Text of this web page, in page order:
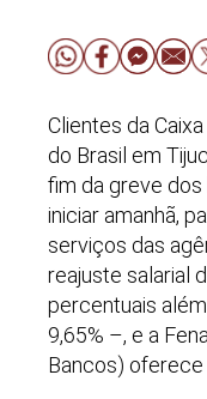
Clientes da
do Brasil em
fim da greve dos
iniciar amanhã,
serviços das
reajuste salarial
percentuais
9,65% –, e a
Bancos) oferece